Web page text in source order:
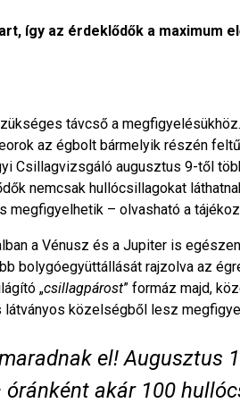
így az érdeklődők a maximum
távcső a
az égbolt bármelyik részén
Csillagvizsgáló augusztus 9-től
nemcsak hullócsillagokat
– olvasható a
a Vénusz és a Jupiter is
bolygóegyüttállását rajzolva az
„csillagpárost” formáz majd,
közelségből lesz
el! Augusztus
akár 100